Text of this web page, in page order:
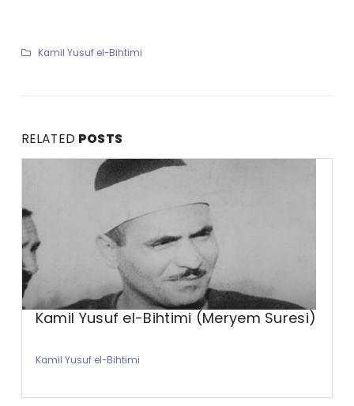
Kamil Yusuf el-Bihtimi
RELATED POSTS
Kamil Yusuf el-Bihtimi (Meryem Suresi)
Kamil Yusuf el-Bihtimi